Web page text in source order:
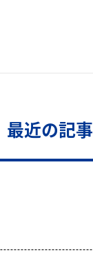
最近の記事